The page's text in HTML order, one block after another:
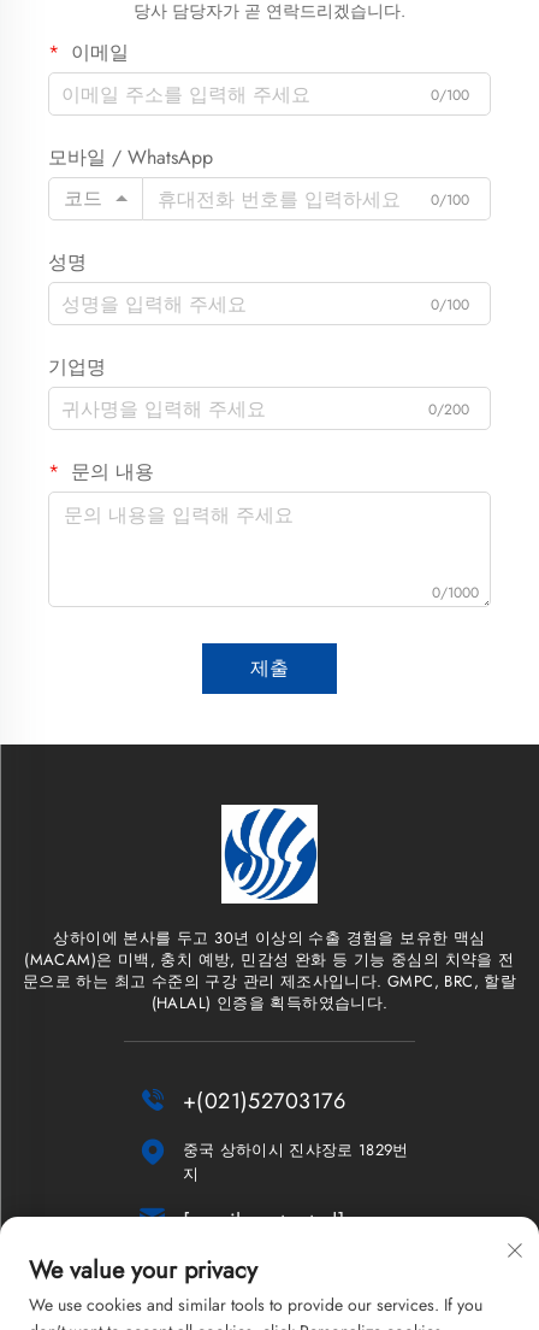
당사 담당자가 곧 연락드리겠습니다.
이메일
0/100
모바일 / WhatsApp
코드
0/100
성명
0/100
기업명
0/200
문의 내용
0/1000
제출
상하이에 본사를 두고 30년 이상의 수출 경험을 보유한 맥심
(MACAM)은 미백, 충치 예방, 민감성 완화 등 기능 중심의 치약을 전
문으로 하는 최고 수준의 구강 관리 제조사입니다. GMPC, BRC, 할랄
(HALAL) 인증을 획득하였습니다.
 +(021)52703176

중국 상하이시 진샤장로 1829번
지
 [email protected]
뉴스레터
We value your privacy
We use cookies and similar tools to provide our services. If you